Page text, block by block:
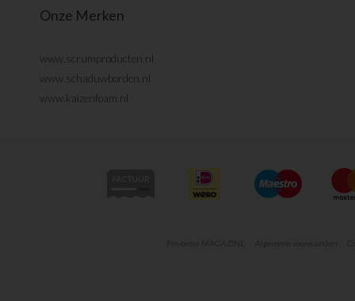
Onze Merken
www.scrumproducten.nl
www.schaduwborden.nl
www.kaizenfoam.nl
Pre-order MAGAZINE Algemene voorwaarden